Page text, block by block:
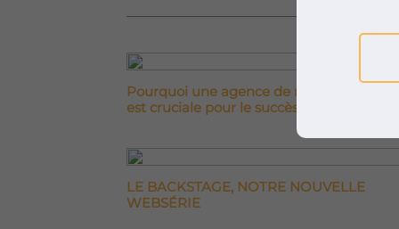
Pourquoi une agence de marketing
est cruciale pour le succès d’un artiste ?
LE BACKSTAGE, NOTRE NOUVELLE
WEBSÉRIE